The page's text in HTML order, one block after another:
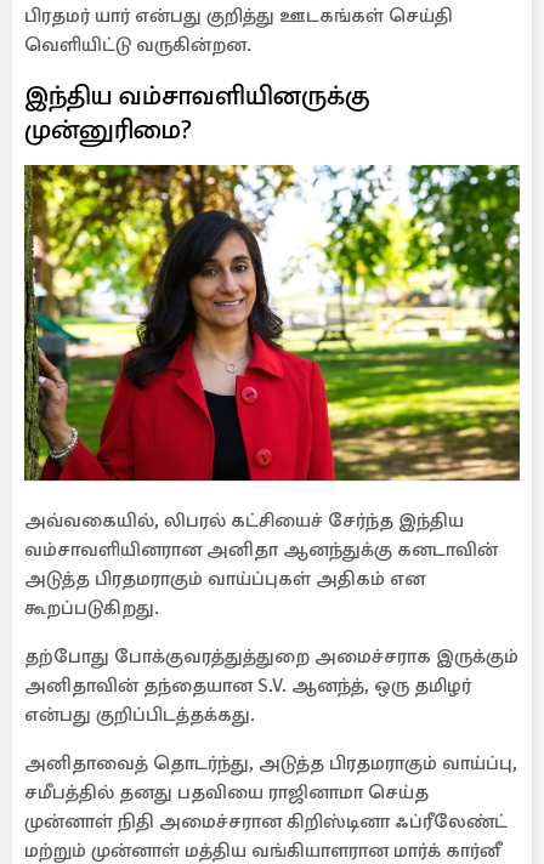
பிரதமர் யார் என்பது குறித்து ஊடகங்கள் செய்தி
வெளியிட்டு வருகின்றன.
இந்திய வம்சாவளியினருக்கு
முன்னுரிமை?
அவ்வகையில், லிபரல் கட்சியைச் சேர்ந்த இந்திய
வம்சாவளியினரான அனிதா ஆனந்துக்கு கனடாவின்
அடுத்த பிரதமராகும் வாய்ப்புகள் அதிகம் என
கூறப்படுகிறது.
தற்போது போக்குவரத்துத்துறை அமைச்சராக இருக்கும்
அனிதாவின் தந்தையான S.V. ஆனந்த், ஒரு தமிழர்
என்பது குறிப்பிடத்தக்கது.
அனிதாவைத் தொடர்ந்து, அடுத்த பிரதமராகும் வாய்ப்பு,
சமீபத்தில் தனது பதவியை ராஜினாமா செய்த
முன்னாள் நிதி அமைச்சரான கிறிஸ்டினா ஃப்ரீலேண்ட்
மற்றும் முன்னாள் மத்திய வங்கியாளரான மார்க் கார்னீ